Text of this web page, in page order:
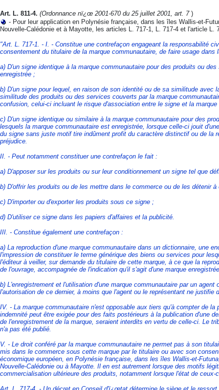
Art. L. 811-4. (Ordonnance nï¿œ 2001-670 du 25 juillet 2001, art. 7 )
- Pour leur application en Polynésie française, dans les îles Wallis-et-
Nouvelle-Calédonie et à Mayotte, les articles L. 717-1, L. 717-4 et l'article L.
"Art. L. 717-1. - I. - Constitue une contrefaçon engageant la responsabilité
consentement du titulaire de la marque communautaire, de faire usage dans
a) D'un signe identique à la marque communautaire pour des produits ou
enregistrée ;
b) D'un signe pour lequel, en raison de son identité ou de sa similitude avec
similitude des produits ou des services couverts par la marque
confusion, celui-ci incluant le risque d'association entre le signe et la marque
c) D'un signe identique ou similaire à la marque communautaire pour des
lesquels la marque communautaire est enregistrée, lorsque celle-ci jouit
du signe sans juste motif tire indûment profit du caractère distinctif ou de la
préjudice.
II. - Peut notamment constituer une contrefaçon le fait :
a) D'apposer sur les produits ou sur leur conditionnement un signe tel que
b) D'offrir les produits ou de les mettre dans le commerce ou de les détenir
c) D'importer ou d'exporter les produits sous ce signe ;
d) D'utiliser ce signe dans les papiers d'affaires et la publicité.
III. - Constitue également une contrefaçon :
a) La reproduction d'une marque communautaire dans un dictionnaire, une
l'impression de constituer le terme générique des biens ou services pour
l'éditeur à veiller, sur demande du titulaire de cette marque, à ce que la
de l'ouvrage, accompagnée de l'indication qu'il s'agit d'une marque
b) L'enregistrement et l'utilisation d'une marque communautaire par un
l'autorisation de ce dernier, à moins que l'agent ou le représentant ne justifie
IV. - La marque communautaire n'est opposable aux tiers qu'à compter de
indemnité peut être exigée pour des faits postérieurs à la publication d'une
de l'enregistrement de la marque, seraient interdits en vertu de celle-ci. Le
n'a pas été publié.
V. - Le droit conféré par la marque communautaire ne permet pas à son
mis dans le commerce sous cette marque par le titulaire ou avec son
économique européen, en Polynésie française, dans les îles Wallis-et-
Nouvelle-Calédonie ou à Mayotte. Il en est autrement lorsque des motifs
commercialisation ultérieure des produits, notamment lorsque l'état de